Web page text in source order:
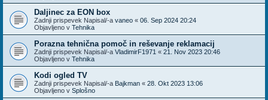
Daljinec za EON box
Zadnji prispevek Napisal/-a vaneo « 06. Sep 2024 20:24
Objavljeno v Tehnika
Porazna tehnična pomoč in reševanje reklamacij
Zadnji prispevek Napisal/-a VladimirF1971 « 21. Nov 2023 20:46
Objavljeno v Tehnika
Kodi ogled TV
Zadnji prispevek Napisal/-a Bajkman « 28. Okt 2023 13:06
Objavljeno v Splošno